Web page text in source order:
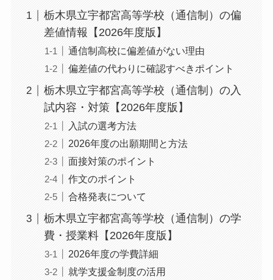
栃木県立宇都宮高等学校（通信制）の偏
差値情報【2026年度版】
通信制高校に偏差値がない理由
偏差値の代わりに確認すべきポイント
栃木県立宇都宮高等学校（通信制）の入
試内容・対策【2026年度版】
入試の選考方法
2026年度の出願期間と方法
面接対策のポイント
作文のポイント
合格発表について
栃木県立宇都宮高等学校（通信制）の学
費・授業料【2026年度版】
2026年度の学費詳細
就学支援金制度の活用